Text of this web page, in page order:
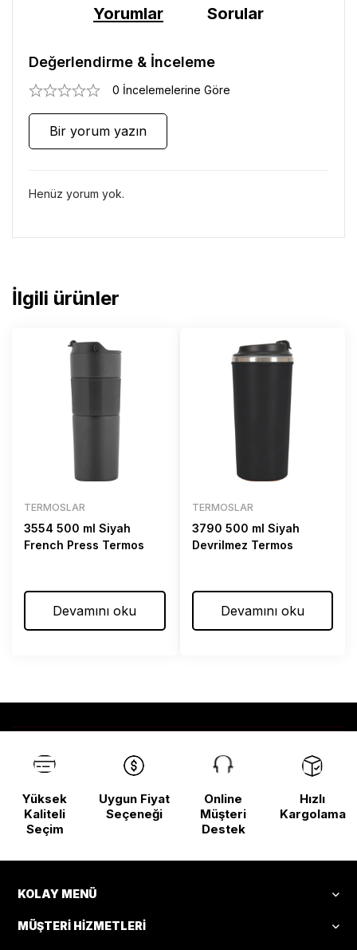
Yorumlar Sorular
Değerlendirme & İnceleme
0 İncelemelerine Göre
Bir yorum yazın
Henüz yorum yok.
İlgili ürünler
TERMOSLAR
3554 500 ml Siyah
French Press Termos
Devamını oku
TERMOSLAR
3790 500 ml Siyah
Devrilmez Termos
Devamını oku
Yüksek
Kaliteli
Seçim
Uygun Fiyat
Seçeneği
Online
Müşteri
Destek
Hızlı
Kargolama
KOLAY MENÜ
MÜŞTERI HIZMETLERI